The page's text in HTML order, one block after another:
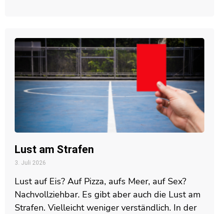
Lust am Strafen
3. Juli 2026
Lust auf Eis? Auf Pizza, aufs Meer, auf Sex?
Nachvollziehbar. Es gibt aber auch die Lust am
Strafen. Vielleicht weniger verständlich. In der